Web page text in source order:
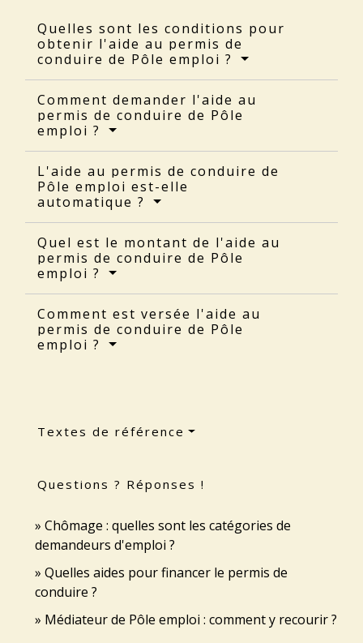
Quelles sont les conditions pour
obtenir l'aide au permis de
conduire de Pôle emploi ?
Comment demander l'aide au
permis de conduire de Pôle
emploi ?
L'aide au permis de conduire de
Pôle emploi est-elle
automatique ?
Quel est le montant de l'aide au
permis de conduire de Pôle
emploi ?
Comment est versée l'aide au
permis de conduire de Pôle
emploi ?
Textes de référence
Questions ? Réponses !
Chômage : quelles sont les catégories de
demandeurs d'emploi ?
Quelles aides pour financer le permis de
conduire ?
Médiateur de Pôle emploi : comment y recourir ?